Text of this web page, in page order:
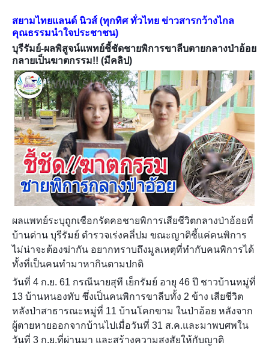
สยามไทยแลนด์ นิวส์ (ทุกทิศ ทั่วไทย ข่าวสารกว้างไกล
คุณธรรมนำใจประชาชน)
บุรีรัมย์-ผลพิสูจน์แพทย์ชี้ชัดชายพิการขาลีบตายกลางป่าอ้อย
กลายเป็นฆาตกรรม!! (มีคลิป)
ผลแพทย์ระบุถูกเชือกรัดคอชายพิการเสียชีวิตกลางป่าอ้อยที่
บ้านด่าน บุรีรัมย์ ตำรวจเร่งคลี่ปม ขณะญาติชี้แค่คนพิการ
ไม่น่าจะต้องฆ่ากัน อยากทราบถึงมูลเหตุที่ทำกับคนพิการได้
ทั้งที่เป็นคนทำมาหากินตามปกติ
วันที่ 4 ก.ย. 61 กรณีนายสุที เย็กรัมย์ อายุ 46 ปี ชาวบ้านหมู่ที่
13 บ้านหนองทับ ซึ่งเป็นคนพิการขาลีบทั้ง 2 ข้าง เสียชีวิต
หลังป่าสาธารณะหมู่ที่ 11 บ้านโคกขาม ในป่าอ้อย หลังจาก
ผู้ตายหายออกจากบ้านไปเมื่อวันที่ 31 ส.ค.และมาพบศพใน
วันที่ 3 ก.ย.ที่ผ่านมา และสร้างความสงสัยให้กับญาติ